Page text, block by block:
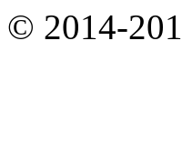
© 2014-